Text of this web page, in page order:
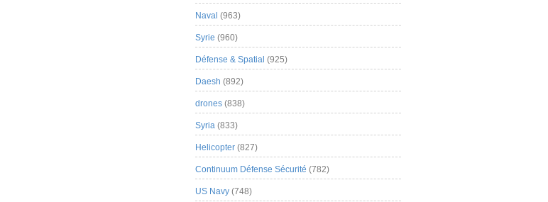
Naval (963)
Syrie (960)
Défense & Spatial (925)
Daesh (892)
drones (838)
Syria (833)
Helicopter (827)
Continuum Défense Sécurité (782)
US Navy (748)